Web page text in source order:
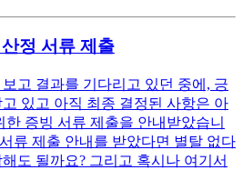
정 서류 제출
고 결과를 기다리고 있던 중에, 긍
있고 아직 최종 결정된 사항은 아
한 증빙 서류 제출을 안내받았습니
류 제출 안내를 받았다면 별탈 없다
도 될까요? 그리고 혹시나 여기서